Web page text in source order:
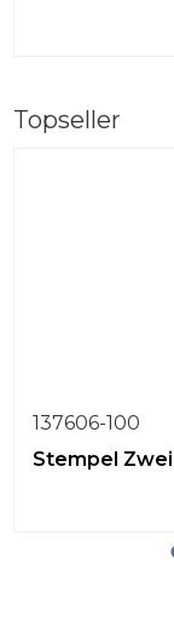
Topseller
137606-100
Stempel